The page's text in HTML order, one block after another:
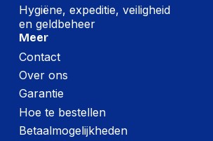
Lengte:
356 millimeter
Gewicht:
Per pallet
Hoeveelheid:
Breedte:
Hygiëne, expeditie, veiligheid
en geldbeheer
Meer
Contact
Over ons
Garantie
Hoe te bestellen
Betaalmogelijkheden